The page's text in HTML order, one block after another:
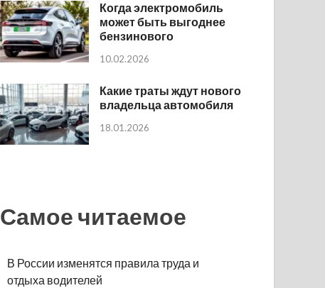
Когда электромобиль
может быть выгоднее
бензинового
10.02.2026
Какие траты ждут нового
владельца автомобиля
18.01.2026
Самое читаемое
В России изменятся правила труда и
отдыха водителей